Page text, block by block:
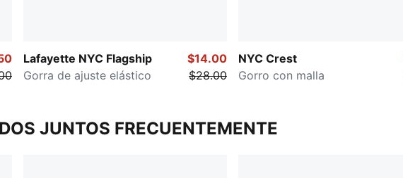
Lafayette NYC Flagship
Gorra de ajuste elástico
$14.00
$28.00
NYC Crest
Gorro con malla
JUNTOS FRECUENTEMENTE